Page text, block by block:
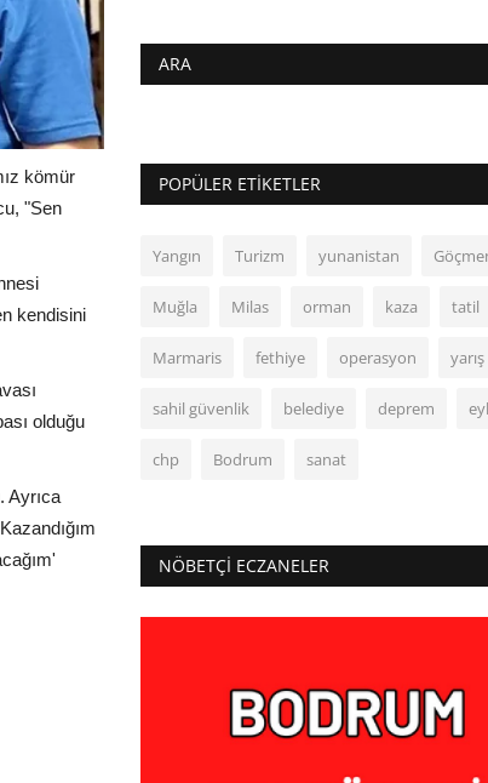
kömür
"Sen
kendisini
olduğu
Ayrıca
ARA
POPÜLER ETIKETLER
Yangın Turizm yunanistan
Muğla Milas orman kaza tatil
Marmaris fethiye operasyon yarış
sahil güvenlik belediye deprem
chp Bodrum sanat
NÖBETÇI ECZANELER